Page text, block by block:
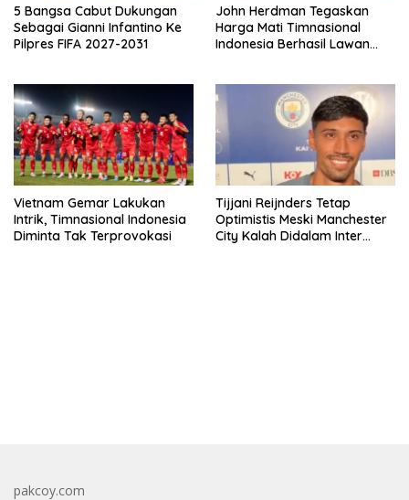
5 Bangsa Cabut Dukungan
Sebagai Gianni Infantino Ke
Pilpres FIFA 2027-2031
John Herdman Tegaskan
Harga Mati Timnasional
Indonesia Berhasil Lawan
Vietnam Gemar Lakukan
Intrik, Timnasional Indonesia
Diminta Tak Terprovokasi
Tijjani Reijnders Tetap
Optimistis Meski Manchester
City Kalah Didalam Inter
pakcoy.com